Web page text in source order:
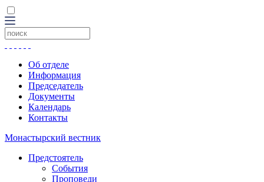
Об отделе
Информация
Председатель
Документы
Календарь
Контакты
Монастырский вестник
Предстоятель
События
Проповеди